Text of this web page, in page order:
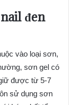
đen
vào loại sơn,
sơn gel có
được từ 5-7
sử dụng sơn